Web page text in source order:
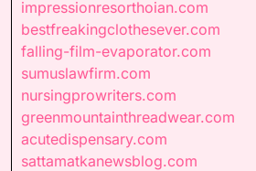
impressionresorthoian.com
bestfreakingclothesever.com
falling-film-evaporator.com
sumuslawfirm.com
nursingprowriters.com
greenmountainthreadwear.com
acutedispensary.com
sattamatkanewsblog.com